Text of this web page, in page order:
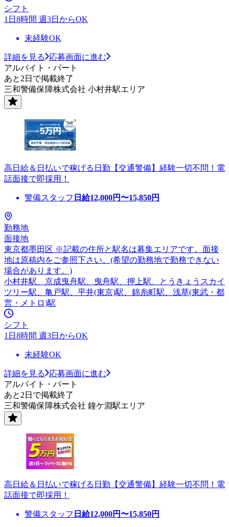
シフト
1日8時間 週3日からOK
未経験OK
詳細を見る
応募画面に進む
アルバイト・パート
あと2日で掲載終了
三和警備保障株式会社 小村井駅エリア
高日給＆日払いで稼げる日勤【交通警備】経験一切不問！電
話面接で即採用！
警備スタッフ 日給12,000円〜15,850円
勤務地
面接地
東京都墨田区 ※記載の住所と駅名は募集エリアです。面接
地は原稿内をご参照下さい。(希望の勤務地で勤務できない
場合があります。)
小村井駅、京成曳舟駅、曳舟駅、押上駅、とうきょうスカイ
ツリー駅、亀戸駅、平井(東京)駅、錦糸町駅、浅草(東武・都
営・メトロ)駅
シフト
1日8時間 週3日からOK
未経験OK
詳細を見る
応募画面に進む
アルバイト・パート
あと2日で掲載終了
三和警備保障株式会社 鐘ケ淵駅エリア
高日給＆日払いで稼げる日勤【交通警備】経験一切不問！電
話面接で即採用！
警備スタッフ 日給12,000円〜15,850円